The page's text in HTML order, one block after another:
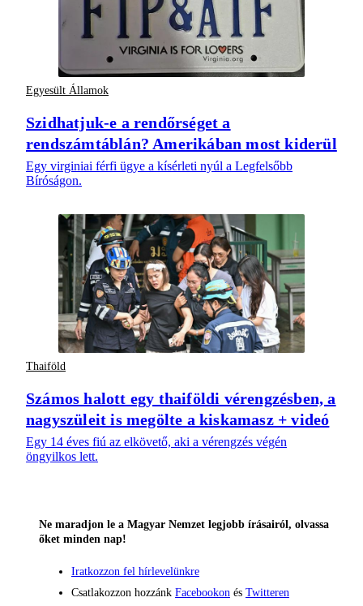
Egyesült Államok
Szidhatjuk-e a rendőrséget a
rendszámtáblán? Amerikában most kiderül
Egy virginiai férfi ügye a kísérleti nyúl a Legfelsőbb
Bíróságon.
Thaiföld
Számos halott egy thaiföldi vérengzésben, a
nagyszüleit is megölte a kiskamasz + videó
Egy 14 éves fiú az elkövető, aki a vérengzés végén
öngyilkos lett.
Ne maradjon le a Magyar Nemzet legjobb írásairól, olvassa
őket minden nap!
Iratkozzon fel hírlevelünkre
Csatlakozzon hozzánk Facebookon és Twitteren